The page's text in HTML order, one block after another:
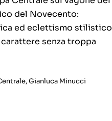
del Novecento:
ed eclettismo stilistico
senza troppa
,Gianluca Minucci